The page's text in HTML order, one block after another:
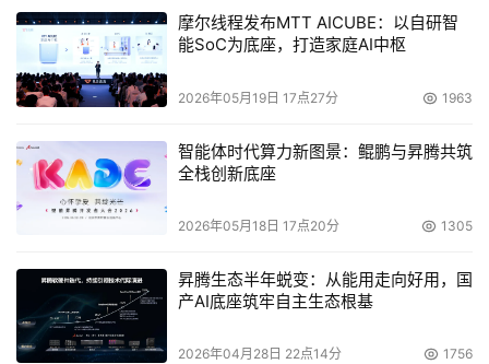
摩尔线程发布MTT AICUBE：以自研智
能SoC为底座，打造家庭AI中枢
2026年05月19日 17点27分 1963
智能体时代算力新图景：鲲鹏与昇腾共筑
全栈创新底座
2026年05月18日 17点20分 1305
昇腾生态半年蜕变：从能用走向好用，国
产AI底座筑牢自主生态根基
2026年04月28日 22点14分 1756